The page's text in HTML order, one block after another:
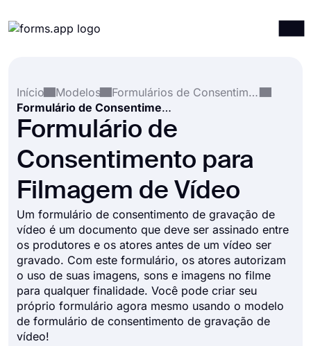
Integrações
Modelos
Recursos
Início
Modelos
Formulários de Consentimento
Formulário de Consentimento para Filmagem de Vídeo
Formulário de
Consentimento para
Filmagem de Vídeo
Um formulário de consentimento de gravação de
vídeo é um documento que deve ser assinado entre
os produtores e os atores antes de um vídeo ser
gravado. Com este formulário, os atores autorizam
o uso de suas imagens, sons e imagens no filme
para qualquer finalidade. Você pode criar seu
próprio formulário agora mesmo usando o modelo
de formulário de consentimento de gravação de
vídeo!